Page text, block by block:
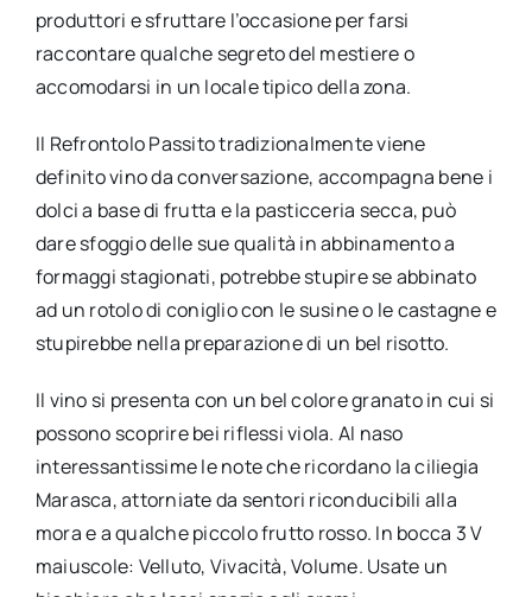
produttori e sfruttare l’occasione per farsi
raccontare qualche segreto del mestiere o
accomodarsi in un locale tipico della zona.
Il Refrontolo Passito tradizionalmente viene
definito vino da conversazione, accompagna bene i
dolci a base di frutta e la pasticceria secca, può
dare sfoggio delle sue qualità in abbinamento a
formaggi stagionati, potrebbe stupire se abbinato
ad un rotolo di coniglio con le susine o le castagne e
stupirebbe nella preparazione di un bel risotto.
Il vino si presenta con un bel colore granato in cui si
possono scoprire bei riflessi viola. Al naso
interessantissime le note che ricordano la ciliegia
Marasca, attorniate da sentori riconducibili alla
mora e a qualche piccolo frutto rosso. In bocca 3 V
maiuscole: Velluto, Vivacità, Volume. Usate un